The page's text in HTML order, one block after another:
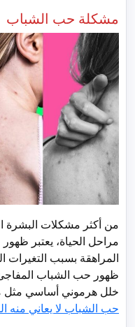
مشكلة حب الشباب
من أكثر مشكلات البشرة
مراحل الحياة، يعتبر
المراهقة بسبب التغيرات
ظهور حب الشباب
خلل هرموني أساسي مثل
حب الشباب لا يعاني منه